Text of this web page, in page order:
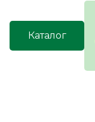
Каталог